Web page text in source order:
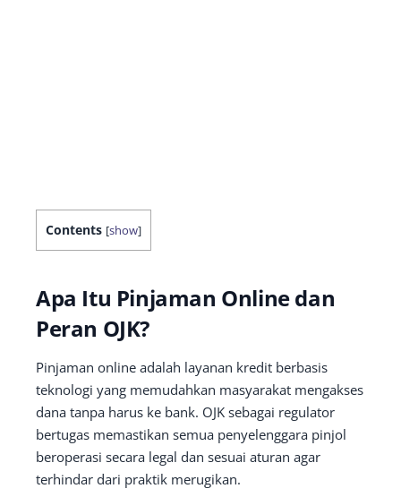
Contents [show]
Apa Itu Pinjaman Online dan
Peran OJK?
Pinjaman online adalah layanan kredit berbasis
teknologi yang memudahkan masyarakat mengakses
dana tanpa harus ke bank. OJK sebagai regulator
bertugas memastikan semua penyelenggara pinjol
beroperasi secara legal dan sesuai aturan agar
terhindar dari praktik merugikan.